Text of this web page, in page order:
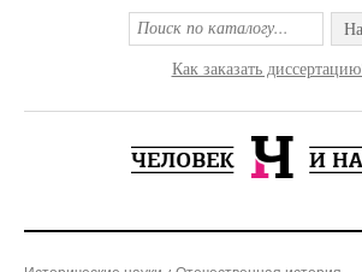
Как заказать